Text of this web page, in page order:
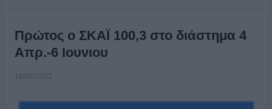
Πρώτος ο ΣΚΑΪ 100,3 στο διάστημα 4
Απρ.-6 Ιουνιου
16/06/2022